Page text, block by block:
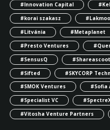
#Innovation Capital
#korai szakasz
#Litvánia
#Metaplanet
#Presto Ventures
#SensusQ
#Shareascoot
#Sifted
#SKYCORP
#SMOK Ventures
#Sofia
#Specialist VC
#Vitosha Venture Partners